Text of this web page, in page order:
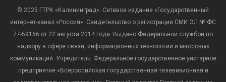
© 2025 ГТРК «Калининград». Сетевое издание «Государственный
интернет-канал «Россия». Свидетельство о регистрации СМИ ЭЛ № ФС
77-59166 от 22 августа 2014 года. Выдано Федеральной службой по
надзору в сфере связи, информационных технологий и массовых
коммуникаций. Учредитель: Федеральное государственное унитарное
предприятие «Всероссийская государственная телевизионная и